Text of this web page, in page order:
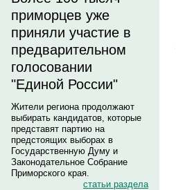
приморцев уже
приняли участие в
предварительном
голосовании
"Единой России"
Жители региона продолжают
выбирать кандидатов, которые
представят партию на
предстоящих выборах в
Государственную Думу и
Законодательное Собрание
Приморского края.
статьи раздела